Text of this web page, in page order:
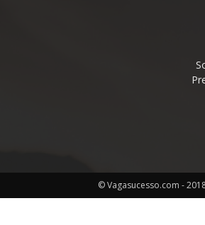
© Vagasucesso.com -